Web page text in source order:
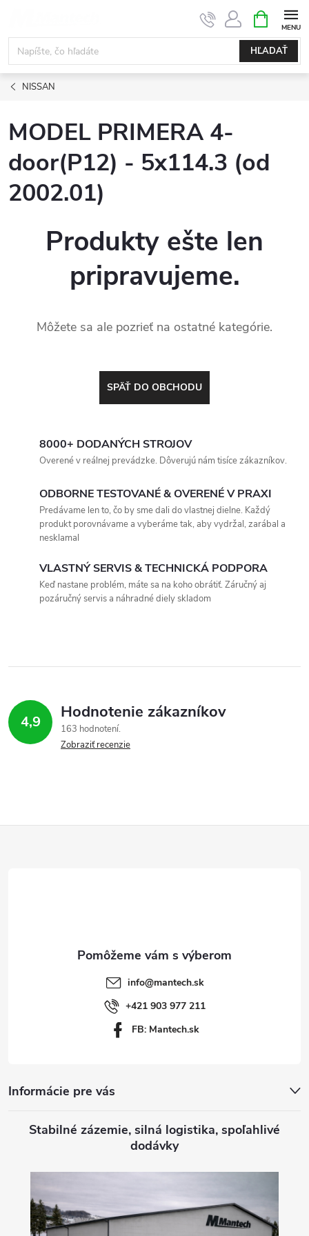
obsah
HĽADAŤ
KOŠÍK
NISSAN
MODEL PRIMERA 4-
door(P12) - 5x114.3 (od
2002.01)
Produkty ešte len
pripravujeme.
Môžete sa ale pozrieť na ostatné kategórie.
SPÄŤ DO OBCHODU
8000+ DODANÝCH STROJOV
Overené v reálnej prevádzke. Dôverujú nám tisíce zákazníkov.
ODBORNE TESTOVANÉ & OVERENÉ V PRAXI
Predávame len to, čo by sme dali do vlastnej dielne. Každý
produkt porovnávame a vyberáme tak, aby vydržal, zarábal a
nesklamal
VLASTNÝ SERVIS & TECHNICKÁ PODPORA
Keď nastane problém, máte sa na koho obrátiť. Záručný aj
pozáručný servis a náhradné diely skladom
4,9 Hodnotenie zákazníkov
163 hodnotení
Zobraziť recenzie
info@mantech.sk
+421 903 977 211
FB: Mantech.sk
Informácie pre vás
Stabilné zázemie, silná logistika, spoľahlivé
dodávky